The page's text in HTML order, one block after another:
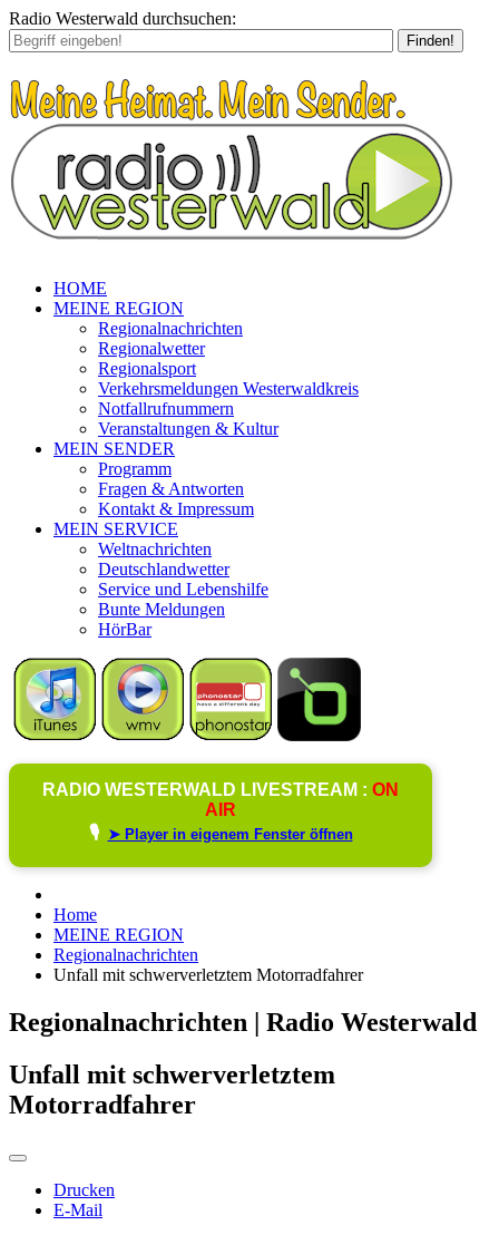
Radio Westerwald durchsuchen:
Finden!
HOME
MEINE REGION
Regionalnachrichten
Regionalwetter
Regionalsport
Verkehrsmeldungen Westerwaldkreis
Notfallrufnummern
Veranstaltungen & Kultur
MEIN SENDER
Programm
Fragen & Antworten
Kontakt & Impressum
MEIN SERVICE
Weltnachrichten
Deutschlandwetter
Service und Lebenshilfe
Bunte Meldungen
HörBar
RADIO WESTERWALD LIVESTREAM : ON
AIR
🎙️ ➤ Player in eigenem Fenster öffnen
Home
MEINE REGION
Regionalnachrichten
Unfall mit schwerverletztem Motorradfahrer
Regionalnachrichten | Radio Westerwald
Unfall mit schwerverletztem
Motorradfahrer
Drucken
E-Mail